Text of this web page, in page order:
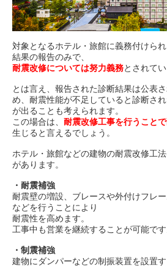
対象となるホテル・旅館に義務付けら
結果の報告のみで、
耐震改修については努力義務とされてい
とは言え、報告された診断結果は公表
め、耐震性能が不足していると診断さ
が出ることも考えられます。
この場合は、 耐震改修工事を行うこと
生じると言えるでしょう。
ホテル・旅館などの建物の耐震改修工
があります。
・耐震補強
耐震壁の増設、ブレースや外付けフレ
などを行うことにより
耐震性を高めます。
工事中も営業を継続することが可能です
・制震補強
建物にダンパーなどの制振装置を設置